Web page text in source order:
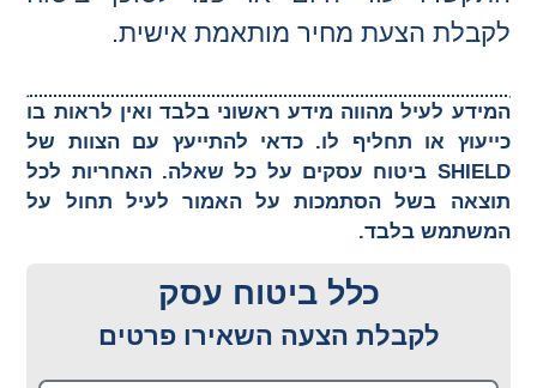
לקבלת הצעת מחיר מותאמת אישית.
המידע לעיל מהווה מידע ראשוני בלבד ואין לראות בו
כייעוץ או תחליף לו. כדאי להתייעץ עם הצוות של
SHIELD ביטוח עסקים על כל שאלה. האחריות לכל
תוצאה בשל הסתמכות על האמור לעיל תחול על
המשתמש בלבד.
כלל ביטוח עסק
לקבלת הצעה השאירו פרטים